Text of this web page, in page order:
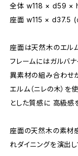
全体 w118 × d59 ×
座面 w115 × d37.5 (
座面は天然木のエル
フレームにはガルバ
異素材の組み合わせ
エルム（ニレの木）
とした質感に 高級感
座面の天然木の素材
れダイニングを演出し